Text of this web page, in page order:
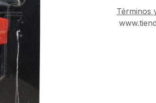
Términos